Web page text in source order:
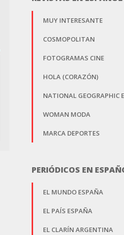
MUY INTERESANTE
COSMOPOLITAN
FOTOGRAMAS CINE
HOLA (CORAZÓN)
NATIONAL GEOGRAPHIC
WOMAN MODA
MARCA DEPORTES
PERIÓDICOS EN
EL MUNDO ESPAÑA
EL PAÍS ESPAÑA
EL CLARÍN ARGENTINA